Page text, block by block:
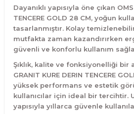
Dayanıklı yapısıyla öne çıkan
TENCERE GOLD 28 CM, yoğun
tasarlanmıştır. Kolay
mutfakta zaman kazandırırken
güvenli ve konforlu kullanım
Şıklık, kalite ve fonksiyonelliği bir
GRANIT KURE DERIN TENCERE
yüksek performans ve estetik
kullanıcılar için ideal bir tercihtir.
yapısıyla yıllarca güvenle